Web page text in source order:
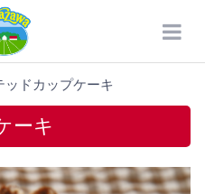
ッドカップケーキ
ーキ